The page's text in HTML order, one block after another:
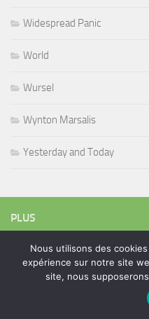
Widespread Panic
World
Wursel
Wynton Marsalis
Yesterday and Today
PLUS
Rechercher :
Nous utilisons des
expérience sur notre site
site, nous